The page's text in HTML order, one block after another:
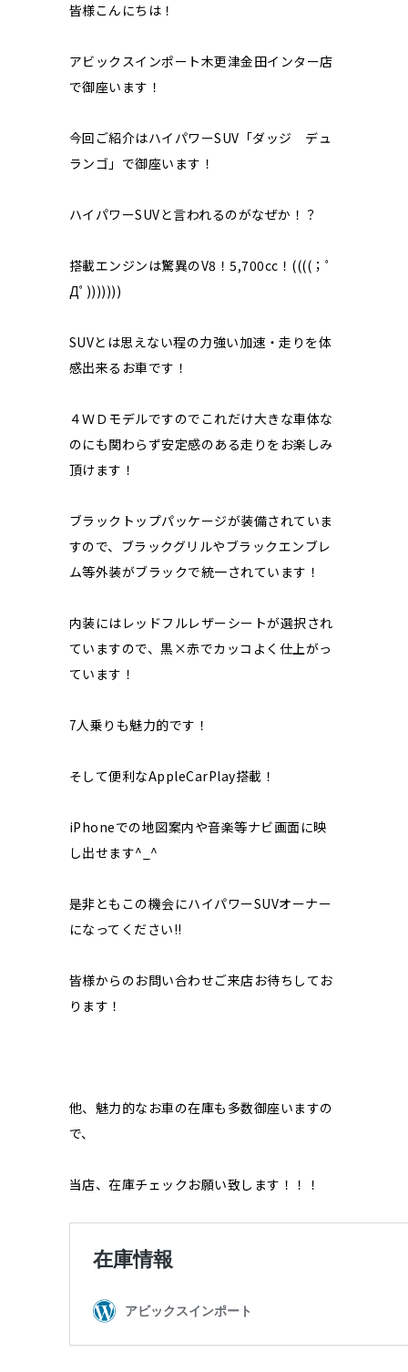
皆様こんにちは！
アビックスインポート木更津金田インター店
で御座います！
今回ご紹介はハイパワーSUV「ダッジ デュ
ランゴ」で御座います！
ハイパワーSUVと言われるのがなぜか！？
搭載エンジンは驚異のV8！5,700cc！((((；ﾟ
Дﾟ)))))))
SUVとは思えない程の力強い加速・走りを体
感出来るお車です！
４ＷＤモデルですのでこれだけ大きな車体な
のにも関わらず安定感のある走りをお楽しみ
頂けます！
ブラックトップパッケージが装備されていま
すので、ブラックグリルやブラックエンブレ
ム等外装がブラックで統一されています！
内装にはレッドフルレザーシートが選択され
ていますので、黒×赤でカッコよく仕上がっ
ています！
7人乗りも魅力的です！
そして便利なAppleCarPlay搭載！
iPhoneでの地図案内や音楽等ナビ画面に映
し出せます^_^
是非ともこの機会にハイパワーSUVオーナー
になってください‼︎
皆様からのお問い合わせご来店お待ちしてお
ります！
他、魅力的なお車の在庫も多数御座いますの
で、
当店、在庫チェックお願い致します！！！